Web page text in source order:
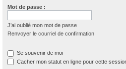
Mot de passe :
J’ai oublié mon mot de passe
Renvoyer le courriel de confirmation
Se souvenir de moi
Cacher mon statut en ligne pour cette